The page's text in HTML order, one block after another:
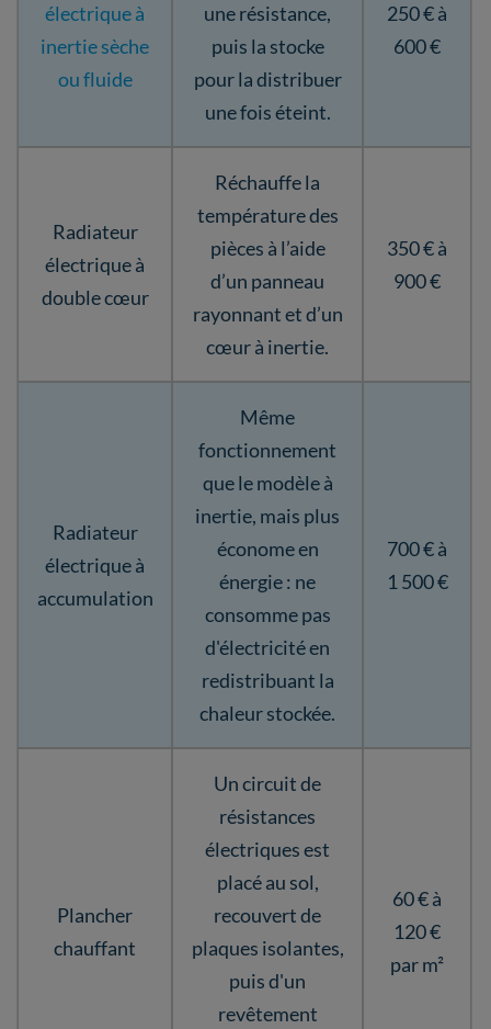
électrique à
inertie sèche
ou fluide
une résistance,
puis la stocke
pour la distribuer
une fois éteint.
250 € à
600 €
Radiateur
électrique à
double cœur
Réchauffe la
température des
pièces à l’aide
d’un panneau
rayonnant et d’un
cœur à inertie.
350 € à
900 €
Radiateur
électrique à
accumulation
Même
fonctionnement
que le modèle à
inertie, mais plus
économe en
énergie : ne
consomme pas
d'électricité en
redistribuant la
chaleur stockée.
700 € à
1 500 €
Plancher
chauffant
Un circuit de
résistances
électriques est
placé au sol,
recouvert de
plaques isolantes,
puis d'un
revêtement
60 € à
120 €
par m²